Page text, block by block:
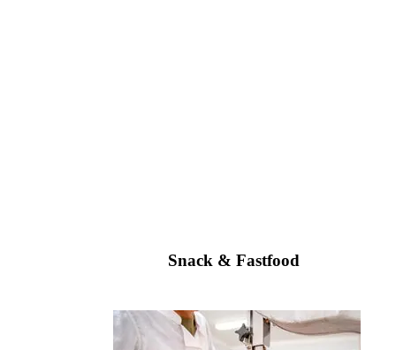
Snack & Fastfood